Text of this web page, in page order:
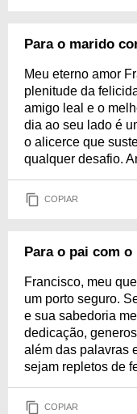
Para o marido
Meu eterno amor
plenitude da
amigo leal e o
dia ao seu lado é
o alicerce que
qualquer desafio.
COPIAR
Para o pai com
Francisco, meu
um porto seguro.
e sua sabedoria
dedicação,
além das palavras
sejam repletos de
COPIAR